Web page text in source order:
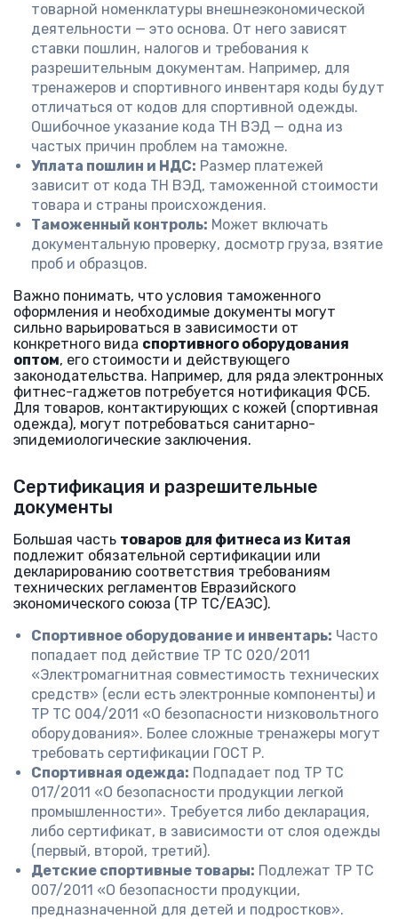
товарной номенклатуры внешнеэкономической
деятельности — это основа. От него зависят
ставки пошлин, налогов и требования к
разрешительным документам. Например, для
тренажеров и спортивного инвентаря коды будут
отличаться от кодов для спортивной одежды.
Ошибочное указание кода ТН ВЭД — одна из
частых причин проблем на таможне.
Уплата пошлин и НДС: Размер платежей
зависит от кода ТН ВЭД, таможенной стоимости
товара и страны происхождения.
Таможенный контроль: Может включать
документальную проверку, досмотр груза, взятие
проб и образцов.
Важно понимать, что условия таможенного
оформления и необходимые документы могут
сильно варьироваться в зависимости от
конкретного вида спортивного оборудования
оптом, его стоимости и действующего
законодательства. Например, для ряда электронных
фитнес-гаджетов потребуется нотификация ФСБ.
Для товаров, контактирующих с кожей (спортивная
одежда), могут потребоваться санитарно-
эпидемиологические заключения.
Сертификация и разрешительные
документы
Большая часть товаров для фитнеса из Китая
подлежит обязательной сертификации или
декларированию соответствия требованиям
технических регламентов Евразийского
экономического союза (ТР ТС/ЕАЭС).
Спортивное оборудование и инвентарь: Часто
попадает под действие ТР ТС 020/2011
«Электромагнитная совместимость технических
средств» (если есть электронные компоненты) и
ТР ТС 004/2011 «О безопасности низковольтного
оборудования». Более сложные тренажеры могут
требовать сертификации ГОСТ Р.
Спортивная одежда: Подпадает под ТР ТС
017/2011 «О безопасности продукции легкой
промышленности». Требуется либо декларация,
либо сертификат, в зависимости от слоя одежды
(первый, второй, третий).
Детские спортивные товары: Подлежат ТР ТС
007/2011 «О безопасности продукции,
предназначенной для детей и подростков».